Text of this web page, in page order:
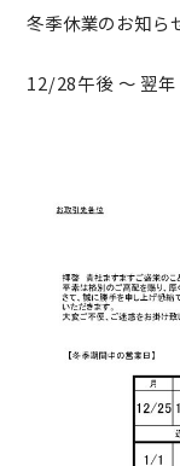
冬季休業のお知ら
12/28午後 ～ 翌年